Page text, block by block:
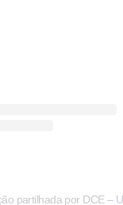
partilhada por DCE –